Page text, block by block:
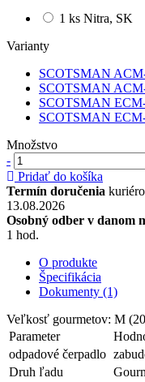
1 ks Nitra, SK
Varianty
SCOTSMAN
SCOTSMAN
SCOTSMAN
SCOTSMAN
Množstvo
-
Pridať do košíka
Termín doručenia
13.08.2026
Osobný odber v danom
1 hod.
O produkte
Špecifikácia
Dokumenty (1)
Veľkosť gourmetov: M
Parameter
odpadové čerpadlo
Druh ľadu